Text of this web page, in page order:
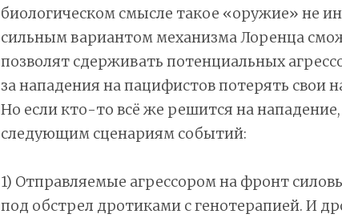
биологическом смысле такое «оружие» не
сильным вариантом механизма Лоренца
позволят сдерживать потенциальных
за нападения на пацифистов потерять свои
Но если кто-то всё же решится на
следующим сценариям событий:
1) Отправляемые агрессором на фронт
под обстрел дротиками с генотерапией. И